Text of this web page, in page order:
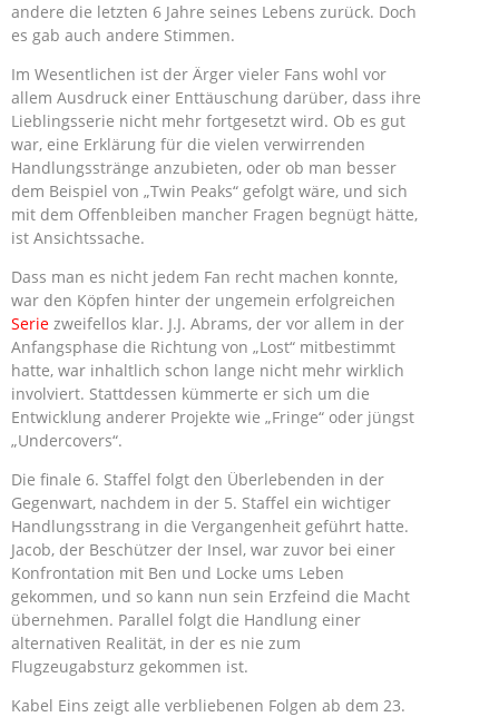
andere die letzten 6 Jahre seines Lebens zurück. Doch
es gab auch andere Stimmen.
Im Wesentlichen ist der Ärger vieler Fans wohl vor
allem Ausdruck einer Enttäuschung darüber, dass ihre
Lieblingsserie nicht mehr fortgesetzt wird. Ob es gut
war, eine Erklärung für die vielen verwirrenden
Handlungsstränge anzubieten, oder ob man besser
dem Beispiel von „Twin Peaks“ gefolgt wäre, und sich
mit dem Offenbleiben mancher Fragen begnügt hätte,
ist Ansichtssache.
Dass man es nicht jedem Fan recht machen konnte,
war den Köpfen hinter der ungemein erfolgreichen
Serie zweifellos klar. J.J. Abrams, der vor allem in der
Anfangsphase die Richtung von „Lost“ mitbestimmt
hatte, war inhaltlich schon lange nicht mehr wirklich
involviert. Stattdessen kümmerte er sich um die
Entwicklung anderer Projekte wie „Fringe“ oder jüngst
„Undercovers“.
Die finale 6. Staffel folgt den Überlebenden in der
Gegenwart, nachdem in der 5. Staffel ein wichtiger
Handlungsstrang in die Vergangenheit geführt hatte.
Jacob, der Beschützer der Insel, war zuvor bei einer
Konfrontation mit Ben und Locke ums Leben
gekommen, und so kann nun sein Erzfeind die Macht
übernehmen. Parallel folgt die Handlung einer
alternativen Realität, in der es nie zum
Flugzeugabsturz gekommen ist.
Kabel Eins zeigt alle verbliebenen Folgen ab dem 23.